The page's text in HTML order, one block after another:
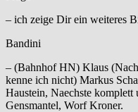
– ich zeige Dir ein weiteres
Bandini
– (Bahnhof HN) Klaus
kenne ich nicht) Markus
Haustein, Naechste
Gensmantel, Worf Kroner.